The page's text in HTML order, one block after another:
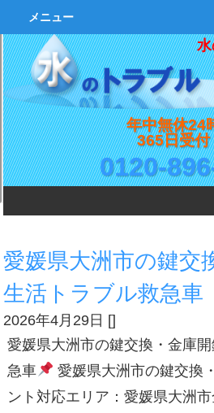
水
年中無休24
365日受付
0120-
メニュー
愛媛県大洲市の鍵交
生活トラブル救急車
2026年4月29日 []
愛媛県大洲市の鍵交換・金庫
急車
愛媛県大洲市の鍵交換
ント対応エリア：愛媛県大洲